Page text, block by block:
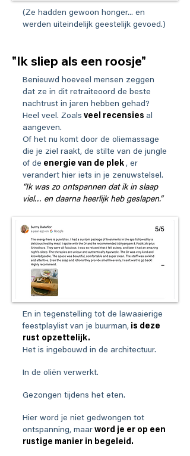
(Ze hadden gewoon honger... en
werden uiteindelijk geestelijk gevoed.)
"Ik sliep als een roosje"
Benieuwd hoeveel mensen zeggen
dat ze in dit retraiteoord de beste
nachtrust in jaren hebben gehad?
Heel veel. Zoals veel recensies al
aangeven.
Of het nu komt door de oliemassage
die je ziel raakt, de stilte van de jungle
of de energie van de plek , er
verandert hier iets in je zenuwstelsel.
“Ik was zo ontspannen dat ik in slaap
viel… en daarna heerlijk heb geslapen.”
En in tegenstelling tot de lawaaierige
feestplaylist van je buurman, is deze
rust opzettelijk.
Het is ingebouwd in de architectuur.
In de oliën verwerkt.
Gezongen tijdens het eten.
Hier word je niet gedwongen tot
ontspanning, maar word je er op een
rustige manier in begeleid.